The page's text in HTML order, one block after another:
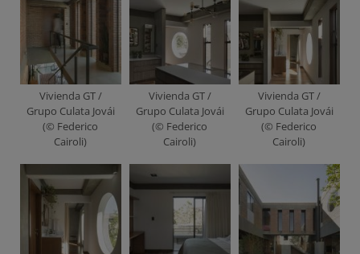
Vivienda GT /
Grupo Culata Jovái
(© Federico
Cairoli)
Vivienda GT /
Grupo Culata Jovái
(© Federico
Cairoli)
Vivienda GT /
Grupo Culata Jovái
(© Federico
Cairoli)